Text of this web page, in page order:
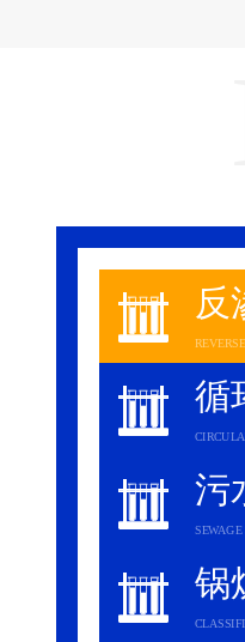
反
循
污
SEWAGE
锅